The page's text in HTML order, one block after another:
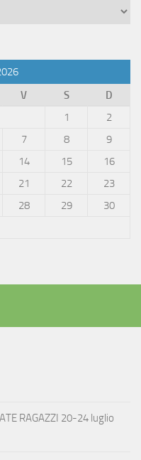
V S
D
1
2
7 8
9
14 15
16
21 22
23
28 29
30
RAGAZZI 20-24 luglio